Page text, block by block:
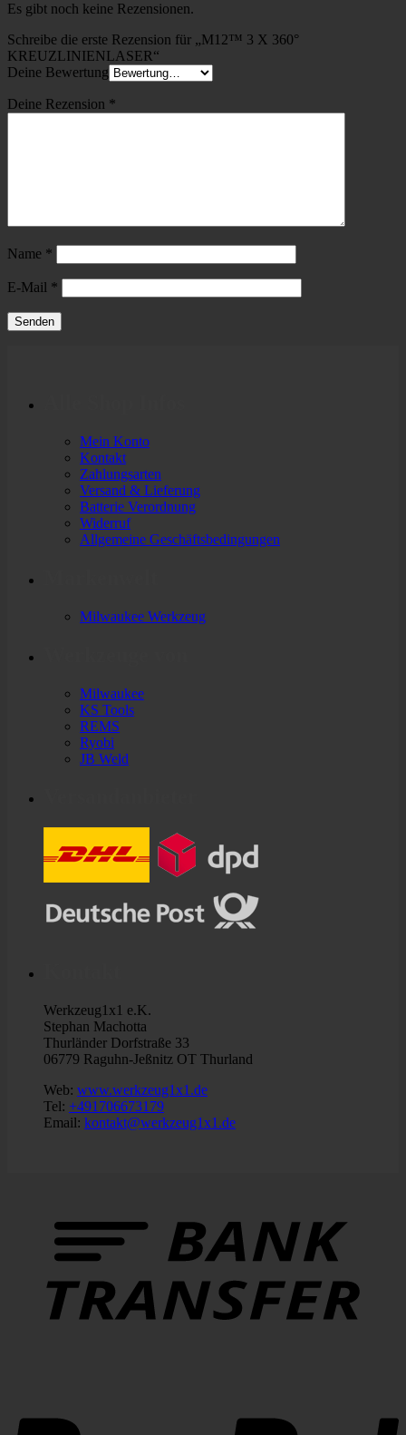
Es gibt noch keine Rezensionen.
Schreibe die erste Rezension für „M12™ 3 X 360°
KREUZLINIENLASER“
Deine Bewertung
Deine Rezension *
Name *
E-Mail *
Mein Konto
Kontakt
Zahlungsarten
Versand & Lieferung
Batterie Verordnung
Widerruf
Allgemeine Geschäftsbedingungen
Milwaukee Werkzeug
Milwaukee
KS Tools
REMS
Ryobi
JB Weld
Werkzeug1x1 e.K.
Stephan Machotta
Thurländer Dorfstraße 33
06779 Raguhn-Jeßnitz OT Thurland
Web: www.werkzeug1x1.de
Tel: +491706673179
Email: kontakt@werkzeug1x1.de